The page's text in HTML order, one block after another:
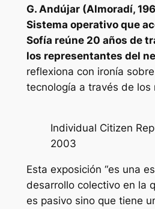
G. Andújar (Almoradí,
Sistema operativoque
Sofía reúne 20 años de
los representantes del
reflexiona con ironía
tecnología a través de los
Individual Citizen
2003
Esta exposición “es una
desarrollo colectivo en la
es pasivo sino que tiene